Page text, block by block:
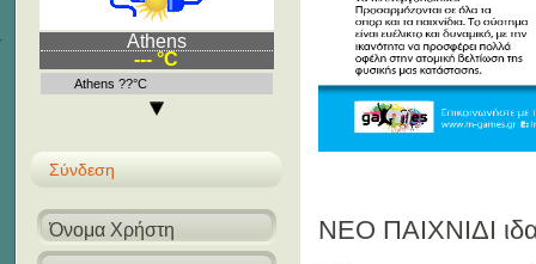
ΝΕΟ ΠΑΙΧΝΙΔΙ
Athens
--- °C
Athens ??°C
Σύνδεση